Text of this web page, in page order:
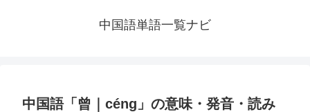
中国語単語一覧ナビ
中国語「曾｜céng」の意味・発音・読み